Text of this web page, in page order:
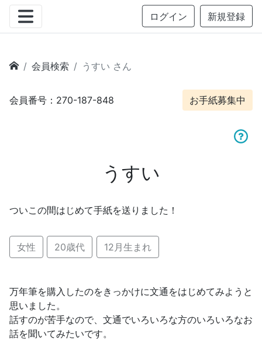
ログイン 新規登録
会員検索 うすい さん
会員番号：270-187-848 お手紙募集中
うすい
ついこの間はじめて手紙を送りました！
女性 20歳代 12月生まれ
万年筆を購入したのをきっかけに文通をはじめてみようと
思いました。
話すのが苦手なので、文通でいろいろな方のいろいろなお
話を聞いてみたいです。